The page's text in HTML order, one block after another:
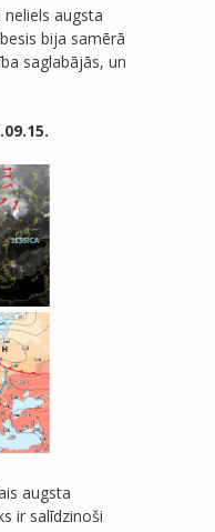
augsta
bija samērā
saglabājās, un
augsta
ir salīdzinoši